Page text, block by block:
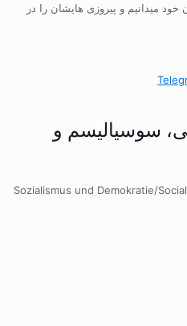
خود میدانیم و پیروزی هایشان را در
سوسیالیسم و
Sozialismus und Demokratie/